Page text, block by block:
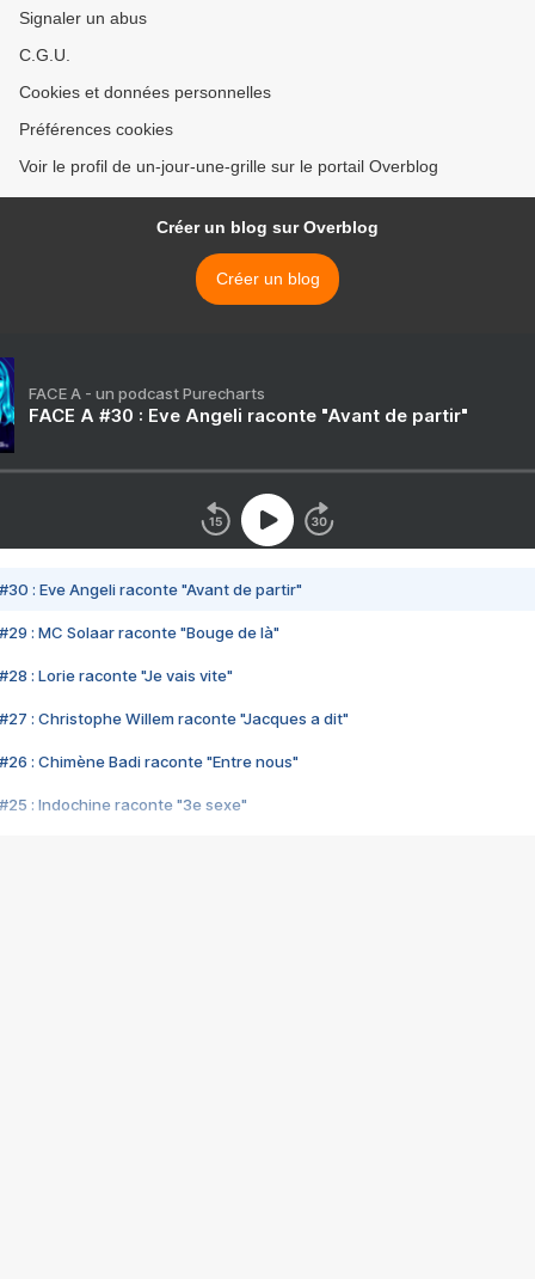
Signaler un abus
C.G.U.
Cookies et données personnelles
Préférences cookies
Voir le profil de un-jour-une-grille sur le portail Overblog
Créer un blog sur Overblog
Créer un blog
FACE A - un podcast Purecharts
FACE A #30 : Eve Angeli raconte "Avant de partir"
#30 : Eve Angeli raconte "Avant de partir"
#29 : MC Solaar raconte "Bouge de là"
#28 : Lorie raconte "Je vais vite"
#27 : Christophe Willem raconte "Jacques a dit"
#26 : Chimène Badi raconte "Entre nous"
#25 : Indochine raconte "3e sexe"